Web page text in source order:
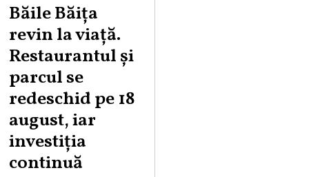
S
9
Băile Băița
revin la viață.
Restaurantul și
parcul se
redeschid pe 18
august, iar
investiția
continuă